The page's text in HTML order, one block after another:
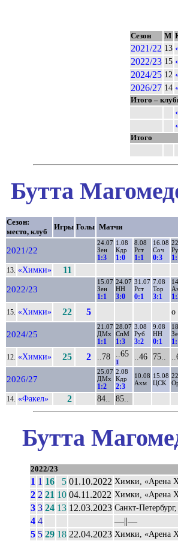
Сезон М
2021/22 13
2022/23 15
2024/25 12
2026/27 14
Итого –
Итого
Бутта
Сезон:
место, клуб
Игры Голы Матчи
2021/22
24.07
Зен
1:3
1.08
Кдр
1:0
8.08
Рст
1:1
16.08
Соч
0:3
13. «Химки» 11
2022/23
15.07
Зен
1:1
24.07
НН
3:0
31.07
Рст
0:1
7.08
Тор
3:1
15. «Химки» 22 5 о
2024/25
21.07
ДМх
1:1
28.07
СпМ
1:3
3.08
Руб
3:2
9.08
НН
0:1
12. «Химки» 25 2 ..78 ..65
1
..46 75..
2026/27
25.07
ДМх
1:2
2.08
Кдр
2:3
10.08
Ахм
15.08
ЦСК
14. «Факел» 2 84.. 85..
Бутта
2022/23
1 1 16 5 01.10.2022 Химки, «Арена
2 2 21 10 04.11.2022 Химки, «Арена
3 3 24 13 12.03.2023 Санкт-
4 4 ––||––
5 5 29 18 22.04.2023 Химки, «Арена